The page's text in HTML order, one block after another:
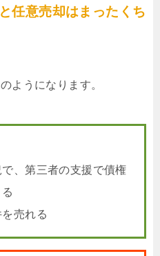
任意売却はまったくち
ようになります。
、第三者の支援で債権
売れる